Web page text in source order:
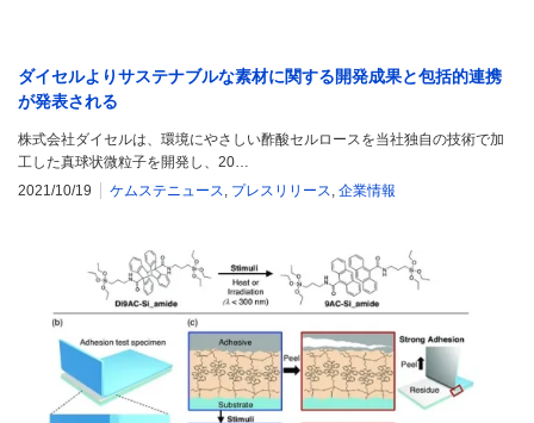
ダイセルよりサステナブルな素材に関する開発成果と包括的連携
が発表される
株式会社ダイセルは、環境にやさしい酢酸セルロースを当社独自の技術で加
工した真球状微粒子を開発し、20…
2021/10/19
ケムステニュース, プレスリリース, 企業情報